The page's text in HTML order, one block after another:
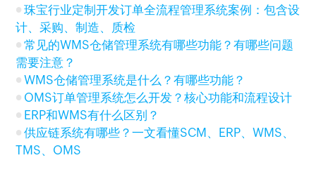
珠宝行业定制开发订单全流程管理系统案例：包含设
计、采购、制造、质检
常见的WMS仓储管理系统有哪些功能？有哪些问题
需要注意？
WMS仓储管理系统是什么？有哪些功能？
OMS订单管理系统怎么开发？核心功能和流程设计
ERP和WMS有什么区别？
供应链系统有哪些？一文看懂SCM、ERP、WMS、
TMS、OMS